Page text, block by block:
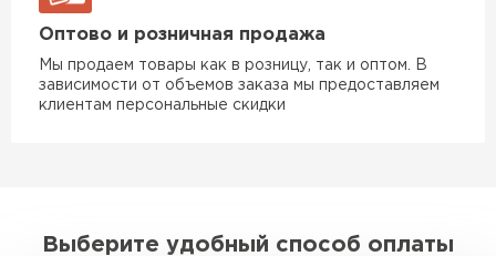
Оптово и розничная продажа
Мы продаем товары как в розницу, так и оптом. В
зависимости от объемов заказа мы предоставляем
клиентам персональные скидки
Выберите удобный способ оплаты